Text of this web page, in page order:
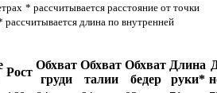
* рассчитывается расстояние от точки
рассчитывается длина по внутренней
Рост
Обхват
груди
Обхват
талии
Обхват
бедер
Длина
руки*